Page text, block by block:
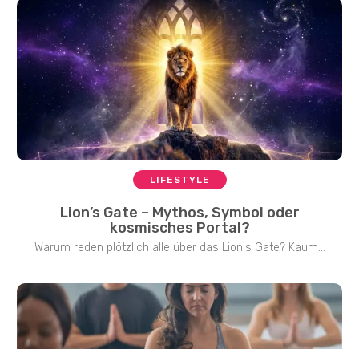
LIFESTYLE
Lion’s Gate – Mythos, Symbol oder
kosmisches Portal?
Warum reden plötzlich alle über das Lion's Gate? Kaum...